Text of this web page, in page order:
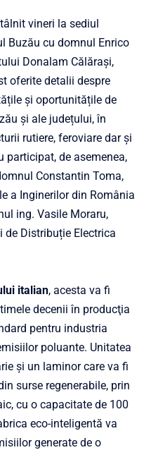
vineri la sediul
Buzău cu domnul Enrico
Donalam Călărași,
oferite detalii despre
și oportunitățile de
și ale județului, în
rutiere, feroviare dar și
participat, de asemenea,
Constantin Toma,
a Inginerilor din România
ing. Vasile Moraru,
de Distribuție Electrica
italian, acesta va fi
decenii în producţia
pentru industria
poluante. Unitatea
şi un laminor care va fi
surse regenerabile, prin
cu o capacitate de 100
eco-inteligentă va
generate de o